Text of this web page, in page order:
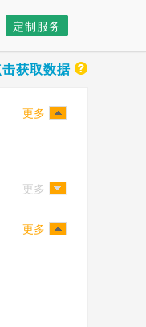
定制服务
获取数据
更多
更多
更多